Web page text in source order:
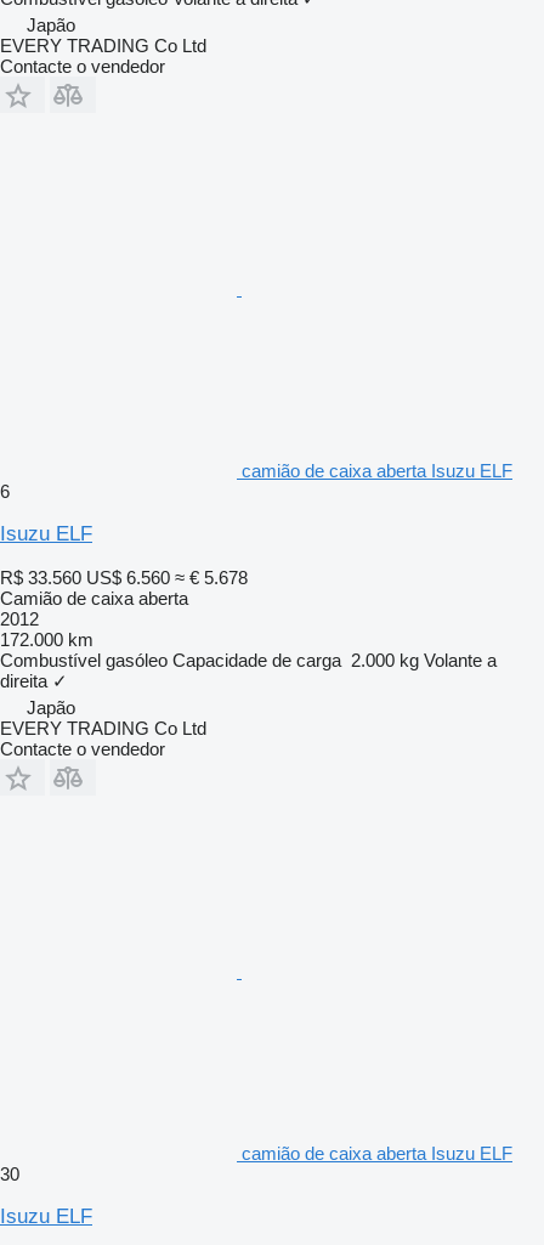
Japão
EVERY TRADING Co Ltd
Contacte o vendedor
camião de caixa aberta Isuzu ELF
6
Isuzu ELF
R$ 33.560 US$ 6.560 ≈ € 5.678
Camião de caixa aberta
2012
172.000 km
Combustível gasóleo Capacidade de carga 2.000 kg Volante a
direita ✓
Japão
EVERY TRADING Co Ltd
Contacte o vendedor
camião de caixa aberta Isuzu ELF
30
Isuzu ELF